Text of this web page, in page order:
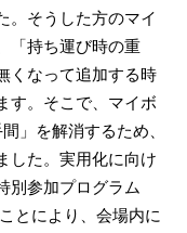
。そうした方のマイ
「持ち運び時の重
くなって追加する時
す。そこで、マイボ
」を解消するため、
した。実用化に向け
別参加プログラム
とにより、会場内に